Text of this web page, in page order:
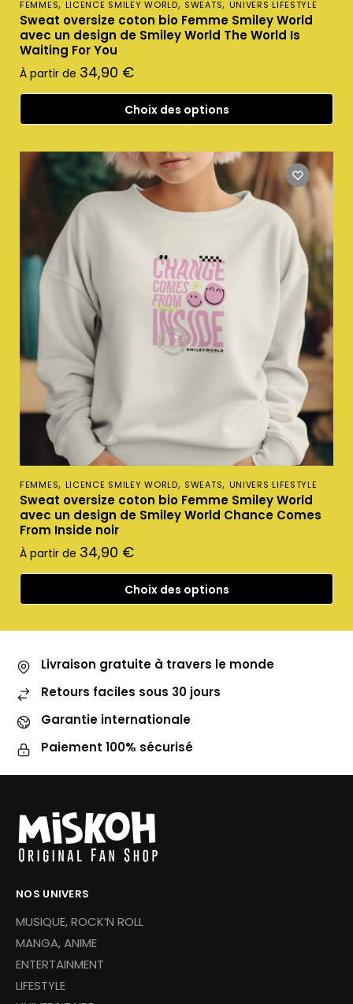
FEMMES, LICENCE SMILEY WORLD, SWEATS, UNIVERS LIFESTYLE
Sweat oversize coton bio Femme Smiley World
avec un design de Smiley World The World Is
Waiting For You
À partir de 34,90 €
Choix des options
FEMMES, LICENCE SMILEY WORLD, SWEATS, UNIVERS LIFESTYLE
Sweat oversize coton bio Femme Smiley World
avec un design de Smiley World Chance Comes
From Inside noir
À partir de 34,90 €
Choix des options
Livraison gratuite à travers le monde
Retours faciles sous 30 jours
Garantie internationale
Paiement 100% sécurisé
NOS UNIVERS
MUSIQUE, ROCK’N ROLL
MANGA, ANIME
ENTERTAINMENT
LIFESTYLE